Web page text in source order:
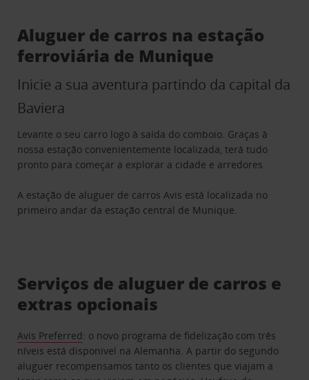
Aluguer de carros na estação
ferroviária de Munique
Inicie a sua aventura partindo da capital da
Baviera
Levante o seu carro logo à saída do comboio. Graças à
nossa estação convenientemente localizada, terá tudo
pronto para começar a explorar a cidade e arredores.
A estação de aluguer de carros Avis está localizada no
primeiro andar da estação central de Munique.
Serviços de aluguer de carros e
extras opcionais
Avis Preferred: o novo programa de fidelização com três
níveis está disponivel na Alemanha. A partir do segundo
aluguer recompensamos tanto os clientes que viajam a